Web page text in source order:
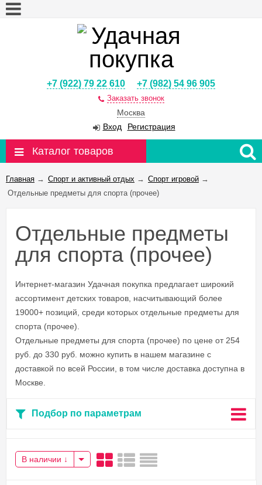
+7 (922) 79 22 610 +7 (982) 54 96 905
Заказать звонок
Москва
Вход
Регистрация
Каталог товаров
Главная → Спорт и активный отдых → Спорт игровой →
Отдельные предметы для спорта (прочее)
Отдельные предметы
для спорта (прочее)
Интернет-магазин Удачная покупка предлагает широкий
ассортимент детских товаров, насчитывающий более
19000+ позиций, среди которых отдельные предметы для
спорта (прочее).
Отдельные предметы для спорта (прочее) по цене от 254
руб. до 330 руб. можно купить в нашем магазине с
доставкой по всей России, в том числе доставка доступна в
Москве.
Подбор по параметрам
В наличии